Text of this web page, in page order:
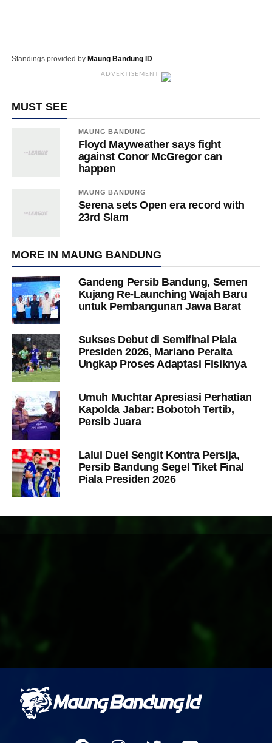
Standings provided by Maung Bandung ID
ADVERTISEMENT
MUST SEE
MAUNG BANDUNG
Floyd Mayweather says fight
against Conor McGregor can
happen
MAUNG BANDUNG
Serena sets Open era record with
23rd Slam
MORE IN MAUNG BANDUNG
Gandeng Persib Bandung, Semen
Kujang Re-Launching Wajah Baru
untuk Pembangunan Jawa Barat
Sukses Debut di Semifinal Piala
Presiden 2026, Mariano Peralta
Ungkap Proses Adaptasi Fisiknya
Umuh Muchtar Apresiasi Perhatian
Kapolda Jabar: Bobotoh Tertib,
Persib Juara
Lalui Duel Sengit Kontra Persija,
Persib Bandung Segel Tiket Final
Piala Presiden 2026